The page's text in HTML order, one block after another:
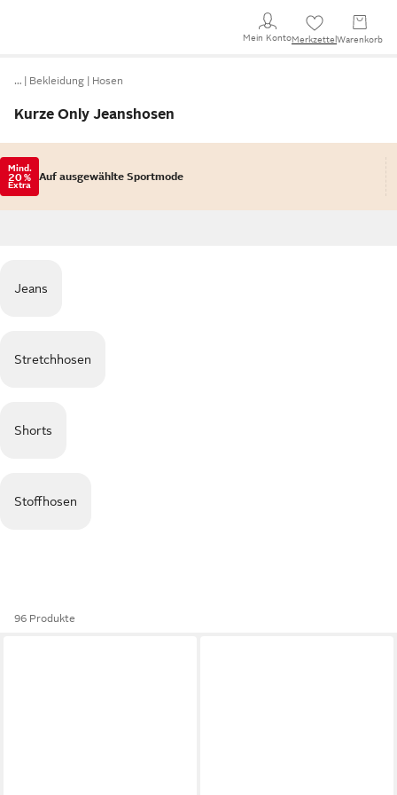
Mein KontoMerkzettel Warenkorb
… Bekleidung Hosen
Kurze Only Jeanshosen
Mind.
20 %
Extra
Auf ausgewählte Sportmode
Jeans
Stretchhosen
Shorts
Stoffhosen
96 Produkte